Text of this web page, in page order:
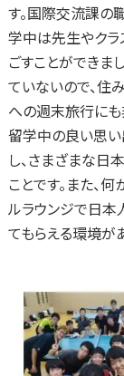
す。国際交流課の
学中は先生やクラ
ごすことができま
ていないので、住
への週末旅行にも
留学中の良い思
し、さまざまな日
ことです。また、
ルラウンジで日本
てもらえる環境が